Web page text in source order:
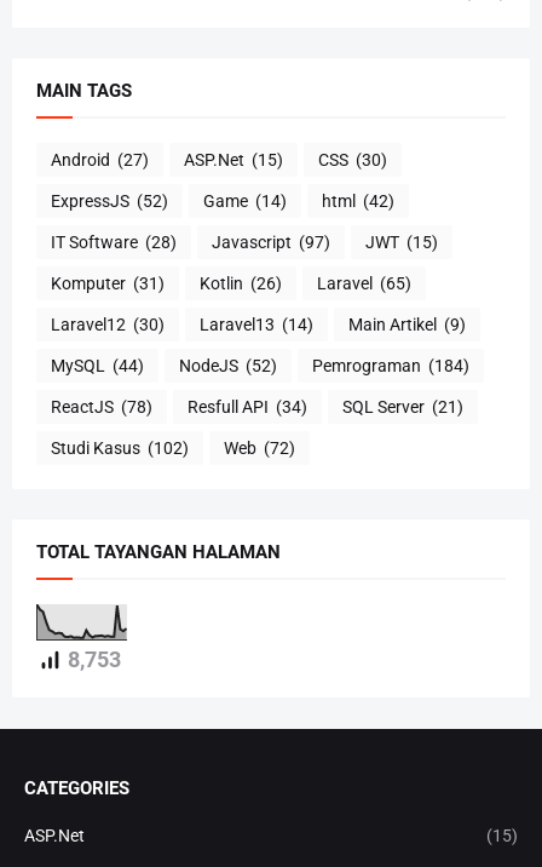
MAIN TAGS
Android (27) ASP.Net (15) CSS (30)
ExpressJS (52) Game (14) html (42)
IT Software (28) Javascript (97) JWT (15)
Komputer (31) Kotlin (26) Laravel (65)
Laravel12 (30) Laravel13 (14) Main Artikel (9)
MySQL (44) NodeJS (52) Pemrograman (184)
ReactJS (78) Resfull API (34) SQL Server (21)
Studi Kasus (102) Web (72)
TOTAL TAYANGAN HALAMAN
8,753
CATEGORIES
ASP.Net (15)